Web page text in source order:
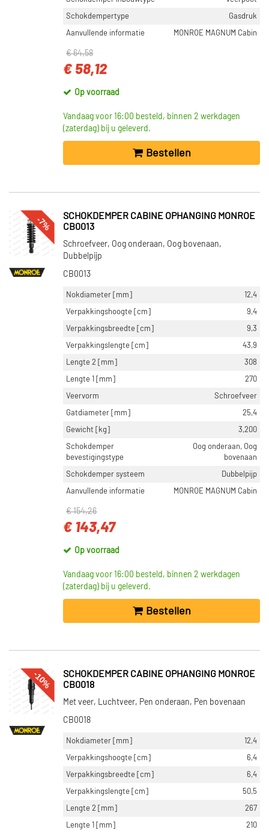
Schokdempertype
Gasdruk
Aanvullende informatie
MONROE MAGNUM Cabin
€ 64,58
€ 58,12
Op voorraad
Vandaag voor 16:00 besteld, binnen 2 werkdagen
(zaterdag) bij u geleverd.
Bestellen
-7%
SCHOKDEMPER CABINE OPHANGING MONROE
CB0013
Schroefveer, Oog onderaan, Oog bovenaan,
Dubbelpijp
CB0013
Nokdiameter [mm]
12,4
Verpakkingshoogte [cm]
9,4
Verpakkingsbreedte [cm]
9,3
Verpakkingslengte [cm]
43,9
Lengte 2 [mm]
308
Lengte 1 [mm]
270
Veervorm
Schroefveer
Gatdiameter [mm]
25,4
Gewicht [kg]
3,200
Schokdemper
bevestigingstype
Oog onderaan, Oog
bovenaan
Schokdemper systeem
Dubbelpijp
Aanvullende informatie
MONROE MAGNUM Cabin
€ 154,26
€ 143,47
Op voorraad
Vandaag voor 16:00 besteld, binnen 2 werkdagen
(zaterdag) bij u geleverd.
Bestellen
-10%
SCHOKDEMPER CABINE OPHANGING MONROE
CB0018
Met veer, Luchtveer, Pen onderaan, Pen bovenaan
CB0018
Nokdiameter [mm]
12,4
Verpakkingshoogte [cm]
6,4
Verpakkingsbreedte [cm]
6,4
Verpakkingslengte [cm]
50,5
Lengte 2 [mm]
267
Lengte 1 [mm]
210